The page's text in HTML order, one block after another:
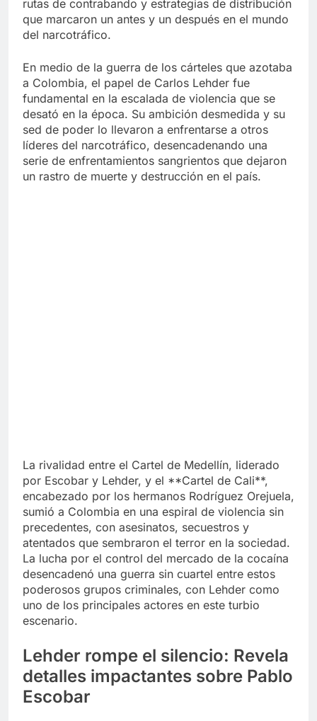
rutas de contrabando y estrategias de distribución
que marcaron un antes y un después en el mundo
del narcotráfico.
En medio de la guerra de los cárteles que azotaba
a Colombia, el papel de Carlos Lehder fue
fundamental en la escalada de violencia que se
desató en la época. Su ambición desmedida y su
sed de poder lo llevaron a enfrentarse a otros
líderes del narcotráfico, desencadenando una
serie de enfrentamientos sangrientos que dejaron
un rastro de muerte y destrucción en el país.
La rivalidad entre el Cartel de Medellín, liderado
por Escobar y Lehder, y el **Cartel de Cali**,
encabezado por los hermanos Rodríguez Orejuela,
sumió a Colombia en una espiral de violencia sin
precedentes, con asesinatos, secuestros y
atentados que sembraron el terror en la sociedad.
La lucha por el control del mercado de la cocaína
desencadenó una guerra sin cuartel entre estos
poderosos grupos criminales, con Lehder como
uno de los principales actores en este turbio
escenario.
Lehder rompe el silencio: Revela
detalles impactantes sobre Pablo
Escobar